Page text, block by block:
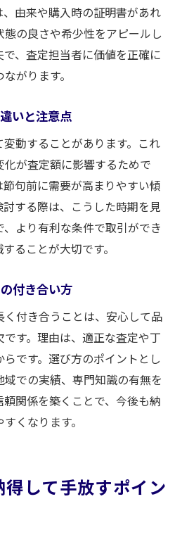
由来や購入時の証明書があれ
の良さや希少性をアピールし
、査定担当者に価値を正確に
がります。
いと注意点
動することがあります。これ
が査定額に影響するためで
句前に需要が高まりやすい傾
する際は、こうした時期を見
より有利な条件で取引ができ
ることが大切です。
付き合い方
付き合うことは、安心して品
す。理由は、適正な査定や丁
です。選び方のポイントとし
での実績、専門知識の有無を
関係を築くことで、今後も納
くなります。
して手放すポイン